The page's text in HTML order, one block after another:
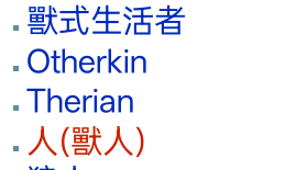
獸式生活者
Otherkin
Therian
人(獸人)